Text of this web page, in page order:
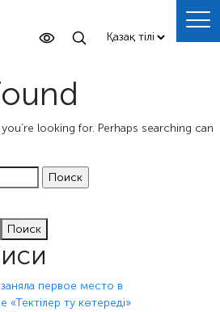
looking for. Perhaps searching can
Поиск
первое место в
ту көтереді»